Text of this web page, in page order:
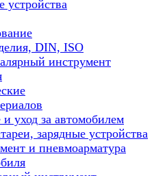
устройства
DIN, ISO
инструмент
уход за автомобилем
зарядные устройства
и пневмоарматура